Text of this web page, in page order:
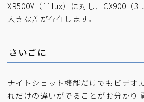
XR500V（11lux）に対し、CX900（
大きな差が存在します。
さいごに
ナイトショット機能だけでもビデオ
れだけの違いがでることがお分かり